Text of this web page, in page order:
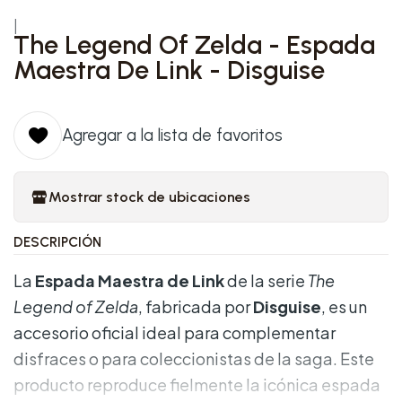
The Legend Of Zelda - Espada
Maestra De Link - Disguise
Agregar a la lista de favoritos
Mostrar stock de ubicaciones
DESCRIPCIÓN
La Espada Maestra de Linkde la serie The
Legend of Zelda, fabricada porDisguise, es un
accesorio oficial ideal para complementar
disfraces o para coleccionistas de la saga. Este
producto reproduce fielmente la icónica espada